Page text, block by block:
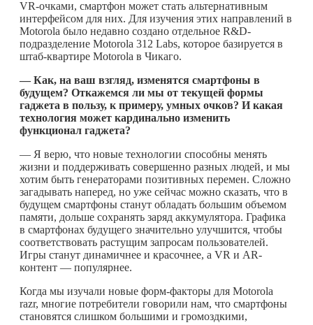
VR-очками, смартфон может стать альтернативным
интерфейсом для них. Для изучения этих направлений в
Motorola было недавно создано отдельное R&D-
подразделение Motorola 312 Labs, которое базируется в
штаб-квартире Motorola в Чикаго.
— Как, на ваш взгляд, изменятся смартфоны в
будущем? Откажемся ли мы от текущей формы
гаджета в пользу, к примеру, умных очков? И какая
технология может кардинально изменить
функционал гаджета?
— Я верю, что новые технологии способны менять
жизни и поддерживать совершенно разных людей, и мы
хотим быть генераторами позитивных перемен. Сложно
загадывать наперед, но уже сейчас можно сказать, что в
будущем смартфоны станут обладать большим объемом
памяти, дольше сохранять заряд аккумулятора. Графика
в смартфонах будущего значительно улучшится, чтобы
соответствовать растущим запросам пользователей.
Игры станут динамичнее и красочнее, а VR и AR-
контент — популярнее.
Когда мы изучали новые форм-факторы для Motorola
razr, многие потребители говорили нам, что смартфоны
становятся слишком большими и громоздкими,